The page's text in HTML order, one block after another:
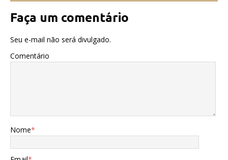
Faça um comentário
Seu e-mail não será divulgado.
Comentário
Nome*